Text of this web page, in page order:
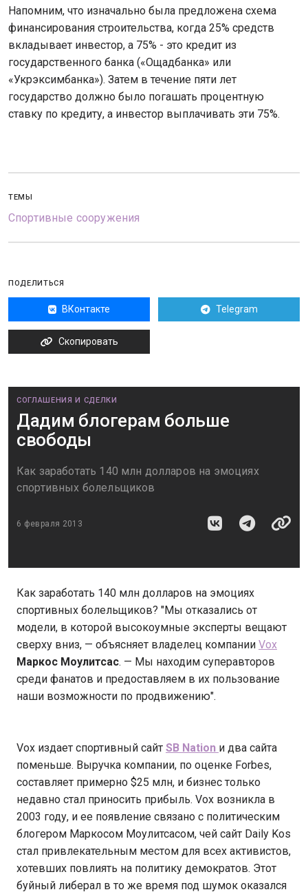
Напомним, что изначально была предложена схема
финансирования строительства, когда 25% средств
вкладывает инвестор, а 75% - это кредит из
государственного банка («Ощадбанка» или
«Укрэксимбанка»). Затем в течение пяти лет
государство должно было погашать процентную
ставку по кредиту, а инвестор выплачивать эти 75%.
ТЕМЫ
Спортивные сооружения
ПОДЕЛИТЬСЯ
ВКонтакте Telegram
Скопировать
СОГЛАШЕНИЯ И СДЕЛКИ
Дадим блогерам больше
свободы
Как заработать 140 млн долларов на эмоциях
спортивных болельщиков
6 февраля 2013
Как заработать 140 млн долларов на эмоциях
спортивных болельщиков? "Мы отказались от
модели, в которой высокоумные эксперты вещают
сверху вниз, — объясняет владелец компании Vox
Маркос Моулитсас. — Мы находим суперавторов
среди фанатов и предоставляем в их пользование
наши возможности по продвижению".
Vox издает спортивный сайт SB Nation и два сайта
поменьше. Выручка компании, по оценке Forbes,
составляет примерно $25 млн, и бизнес только
недавно стал приносить прибыль. Vox возникла в
2003 году, и ее появление связано с политическим
блогером Маркосом Моулитсасом, чей сайт Daily Kos
стал привлекательным местом для всех активистов,
хотевших повлиять на политику демократов. Этот
буйный либерал в то же время под шумок оказался